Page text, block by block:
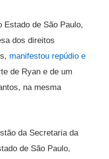
Estado de São Paulo,
dos direitos
manifestou repúdio e
de Ryan e de um
na mesma
da Secretaria da
de São Paulo,